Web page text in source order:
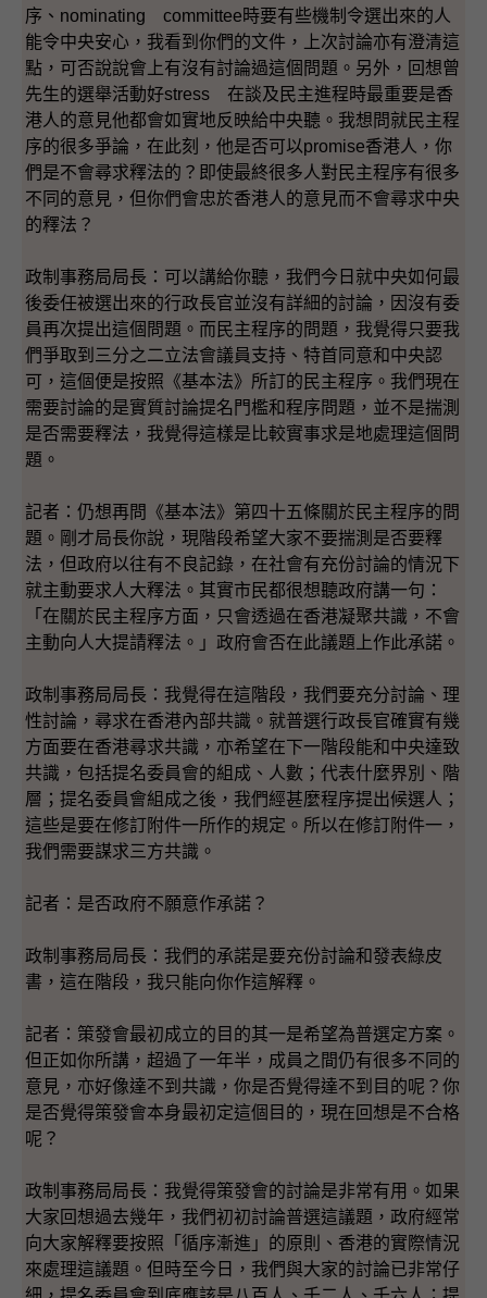
序、nominating committee時要有些機制令選出來的人
能令中央安心，我看到你們的文件，上次討論亦有澄清這
點，可否說說會上有沒有討論過這個問題。另外，回想曾
先生的選舉活動好stress 在談及民主進程時最重要是香
港人的意見他都會如實地反映給中央聽。我想問就民主程
序的很多爭論，在此刻，他是否可以promise香港人，你
們是不會尋求釋法的？即使最終很多人對民主程序有很多
不同的意見，但你們會忠於香港人的意見而不會尋求中央
的釋法？
政制事務局局長：可以講給你聽，我們今日就中央如何最
後委任被選出來的行政長官並沒有詳細的討論，因沒有委
員再次提出這個問題。而民主程序的問題，我覺得只要我
們爭取到三分之二立法會議員支持、特首同意和中央認
可，這個便是按照《基本法》所訂的民主程序。我們現在
需要討論的是實質討論提名門檻和程序問題，並不是揣測
是否需要釋法，我覺得這樣是比較實事求是地處理這個問
題。
記者：仍想再問《基本法》第四十五條關於民主程序的問
題。剛才局長你說，現階段希望大家不要揣測是否要釋
法，但政府以往有不良記錄，在社會有充份討論的情況下
就主動要求人大釋法。其實市民都很想聽政府講一句：
「在關於民主程序方面，只會透過在香港凝聚共識，不會
主動向人大提請釋法。」政府會否在此議題上作此承諾。
政制事務局局長：我覺得在這階段，我們要充分討論、理
性討論，尋求在香港內部共識。就普選行政長官確實有幾
方面要在香港尋求共識，亦希望在下一階段能和中央達致
共識，包括提名委員會的組成、人數；代表什麼界別、階
層；提名委員會組成之後，我們經甚麼程序提出候選人；
這些是要在修訂附件一所作的規定。所以在修訂附件一，
我們需要謀求三方共識。
記者：是否政府不願意作承諾？
政制事務局局長：我們的承諾是要充份討論和發表綠皮
書，這在階段，我只能向你作這解釋。
記者：策發會最初成立的目的其一是希望為普選定方案。
但正如你所講，超過了一年半，成員之間仍有很多不同的
意見，亦好像達不到共識，你是否覺得達不到目的呢？你
是否覺得策發會本身最初定這個目的，現在回想是不合格
呢？
政制事務局局長：我覺得策發會的討論是非常有用。如果
大家回想過去幾年，我們初初討論普選這議題，政府經常
向大家解釋要按照「循序漸進」的原則、香港的實際情況
來處理這議題。但時至今日，我們與大家的討論已非常仔